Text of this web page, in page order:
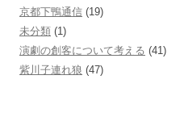
京都下鴨通信 (19)
未分類 (1)
演劇の創客について考える (41)
紫川子連れ狼 (47)